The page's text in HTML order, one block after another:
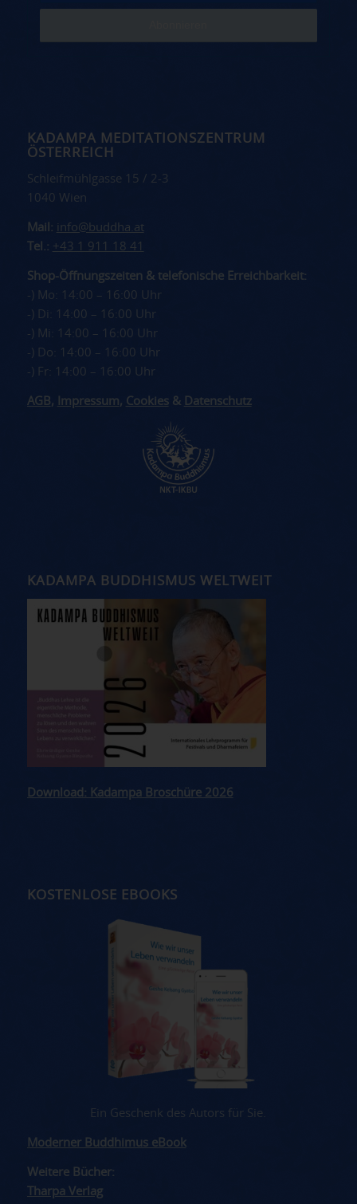
KADAMPA MEDITATIONSZENTRUM
ÖSTERREICH
Schleifmühlgasse 15 / 2-3
1040 Wien
Mail: info@buddha.at
Tel.: +43 1 911 18 41
Shop-Öffnungszeiten & telefonische Erreichbarkeit:
-) Mo: 14:00 – 16:00 Uhr
-) Di: 14:00 – 16:00 Uhr
-) Mi: 14:00 – 16:00 Uhr
-) Do: 14:00 – 16:00 Uhr
-) Fr: 14:00 – 16:00 Uhr
AGB , Impressum, Cookies& Datenschutz
KADAMPA BUDDHISMUS WELTWEIT
Download: Kadampa Broschüre 2026
KOSTENLOSE EBOOKS
Ein Geschenk des Autors für Sie.
Moderner Buddhimus eBook
Weitere Bücher:
Tharpa Verlag